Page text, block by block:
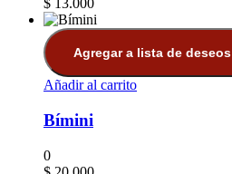
$ 13.000
Agregar a lista de deseos
Añadir al carrito
Bímini
0